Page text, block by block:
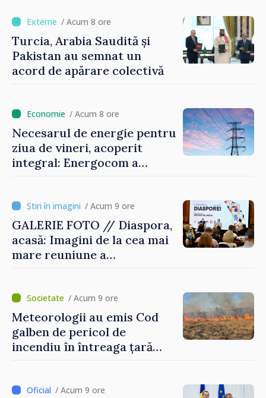
/ Acum 8 ore
Turcia, Arabia Saudită și
Pakistan au semnat un
acord de apărare colectivă
/ Acum 8 ore
Necesarul de energie pentru
ziua de vineri, acoperit
integral: Energocom a
/ Acum 9 ore
GALERIE FOTO // Diaspora,
acasă: Imagini de la cea mai
mare reuniune a
/ Acum 9 ore
Meteorologii au emis Cod
galben de pericol de
incendiu în întreaga țară
/ Acum 9 ore